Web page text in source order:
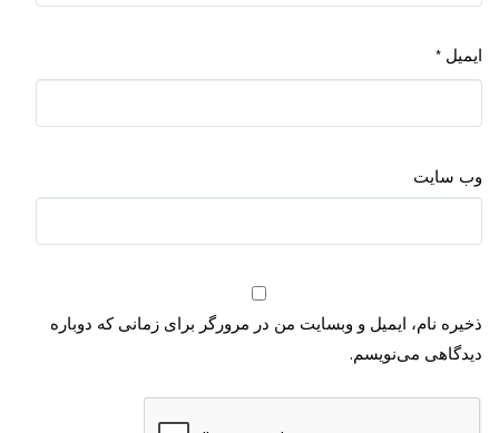
ایمیل *
وب‌ سایت
ذخیره نام، ایمیل و وبسایت من در مرورگر برای زمانی که دوباره
دیدگاهی می‌نویسم.